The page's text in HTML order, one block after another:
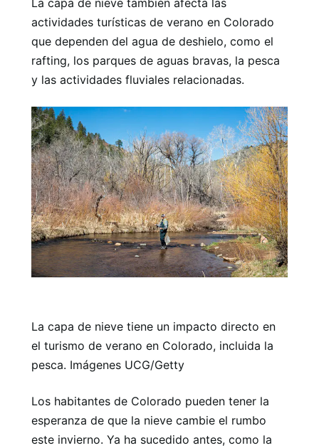
La capa de nieve también afecta las
actividades turísticas de verano en Colorado
que dependen del agua de deshielo, como el
rafting, los parques de aguas bravas, la pesca
y las actividades fluviales relacionadas.
La capa de nieve tiene un impacto directo en
el turismo de verano en Colorado, incluida la
pesca. Imágenes UCG/Getty
Los habitantes de Colorado pueden tener la
esperanza de que la nieve cambie el rumbo
este invierno. Ya ha sucedido antes, como la